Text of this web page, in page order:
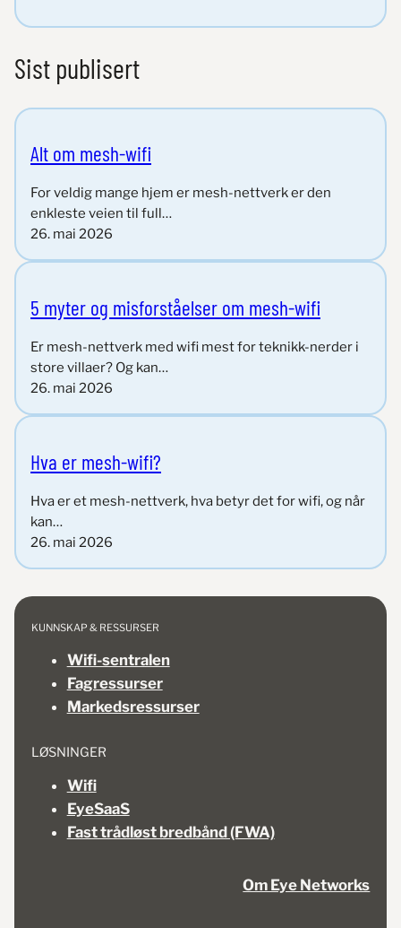
Sist publisert
Alt om mesh-wifi
For veldig mange hjem er mesh-nettverk er den
enkleste veien til full…
26. mai 2026
5 myter og misforståelser om mesh-wifi
Er mesh-nettverk med wifi mest for teknikk-nerder i
store villaer? Og kan…
26. mai 2026
Hva er mesh-wifi?
Hva er et mesh-nettverk, hva betyr det for wifi, og når
kan…
26. mai 2026
KUNNSKAP & RESSURSER
Wifi-sentralen
Fagressurser
Markedsressurser
LØSNINGER
Wifi
EyeSaaS
Fast trådløst bredbånd (FWA)
Om Eye Networks